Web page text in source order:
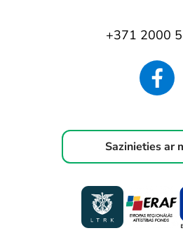
+371 2000
Sazinieties ar